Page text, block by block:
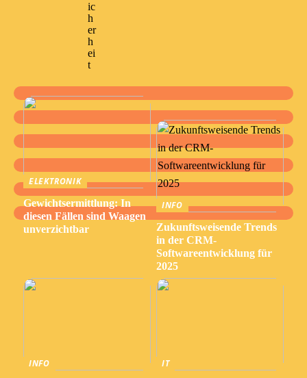
ic
h
er
h
ei
t
ELEKTRONIK
Gewichtsermittlung: In
diesen Fällen sind Waagen
unverzichtbar
INFO
Zukunftsweisende Trends
in der CRM-
Softwareentwicklung für
2025
INFO
IT